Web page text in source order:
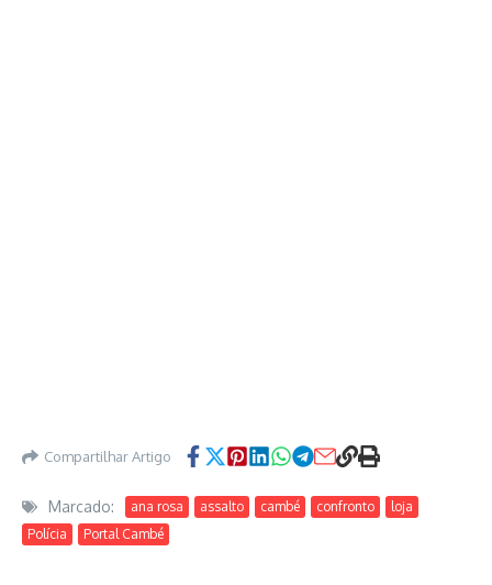
Compartilhar Artigo
Marcado: ana rosa assalto cambé confronto
loja
Polícia
Portal Cambé